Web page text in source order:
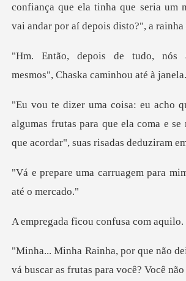
onfiança que ela tinha que seria um
v
nós
mesmos",
lgumas frutas para que ela coma e se
q
agem para
ficou confus
vá buscar as fr